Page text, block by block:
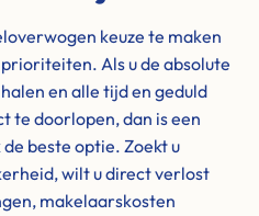
keuze te maken
Als u de absolute
en alle tijd en geduld
te doorlopen, dan is een
beste optie. Zoekt u
wilt u direct verlost
makelaarskosten